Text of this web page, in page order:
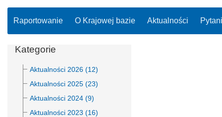
Raportowanie O Krajowej bazie Aktualności
Kategorie
Aktualności 2026 (12)
Aktualności 2025 (23)
Aktualności 2024 (9)
Aktualności 2023 (16)